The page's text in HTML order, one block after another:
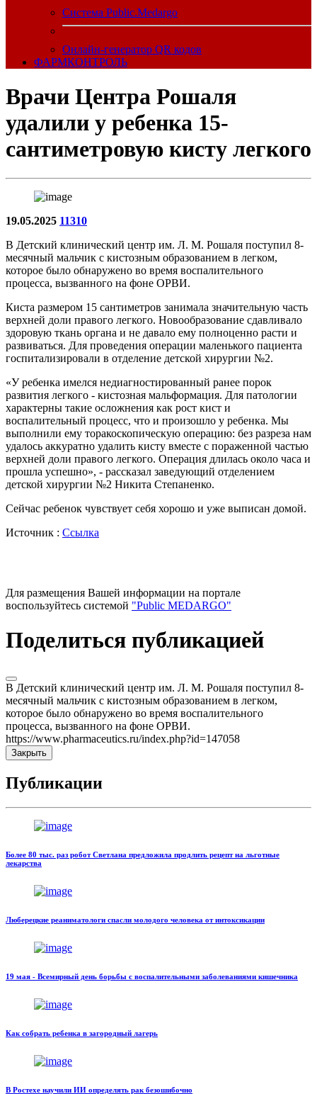
Система Public.Medargo
Онлайн-генератор QR кодов
ФАРМКОНТРОЛЬ
Врачи Центра Рошаля
удалили у ребенка 15-
сантиметровую кисту легкого
19.05.2025 11310
В Детский клинический центр им. Л. М. Рошаля поступил 8-
месячный мальчик с кистозным образованием в легком,
которое было обнаружено во время воспалительного
процесса, вызванного на фоне ОРВИ.
Киста размером 15 сантиметров занимала значительную часть
верхней доли правого легкого. Новообразование сдавливало
здоровую ткань органа и не давало ему полноценно расти и
развиваться. Для проведения операции маленького пациента
госпитализировали в отделение детской хирургии №2.
«У ребенка имелся недиагностированный ранее порок
развития легкого - кистозная мальформация. Для патологии
характерны такие осложнения как рост кист и
воспалительный процесс, что и произошло у ребенка. Мы
выполнили ему торакоскопическую операцию: без разреза нам
удалось аккуратно удалить кисту вместе с пораженной частью
верхней доли правого легкого. Операция длилась около часа и
прошла успешно», - рассказал заведующий отделением
детской хирургии №2 Никита Степаненко.
Сейчас ребенок чувствует себя хорошо и уже выписан домой.
Источник : Ссылка
Для размещения Вашей информации на портале
воспользуйтесь системой "Public MEDARGO"
Поделиться публикацией
В Детский клинический центр им. Л. М. Рошаля поступил 8-
месячный мальчик с кистозным образованием в легком,
которое было обнаружено во время воспалительного
процесса, вызванного на фоне ОРВИ.
https://www.pharmaceutics.ru/index.php?id=147058
Закрыть
Публикации
Более 80 тыс. раз робот Светлана предложила продлить рецепт на льготные
лекарства
Люберецкие реаниматологи спасли молодого человека от интоксикации
19 мая - Всемирный день борьбы с воспалительными заболеваниями кишечника
Как собрать ребенка в загородный лагерь
В Ростехе научили ИИ определять рак безошибочно